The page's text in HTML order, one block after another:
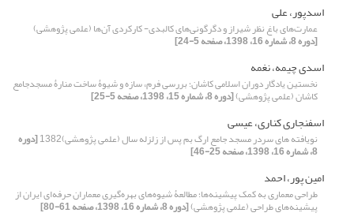
اسدپور، علی
عمارت‌های باغ نظر شیراز و دگرگونی‌های کالبدی- کارکردی آن‌ها (علمی پژوهشی)
[دوره 8، شماره 16، 1398، صفحه 5-24]
اسدی چیمه، نغمه
نخستین یادگار دوران اسلامی کاشان؛ بررسی فرم، سازه و شیوۀ ساخت منارۀ مسجدجامع
کاشان (علمی پژوهشی)[دوره 8، شماره 15، 1398، صفحه 5-25]
اسفنجاری کناری، عیسی
نویافته های سردر مسجد جامع ارگ بم پس از زلزله سال (علمی پژوهشی)1382 [دوره
8، شماره 16، 1398، صفحه 25-46]
امین پور، احمد
طراحی معماری به کمک پیشینه‌ها؛ مطالعۀ شیوه‌های بهره‌گیری معماران حرفه‌ای ایران از
پیشینه‌های طراحی (علمی پژوهشی)[دوره 8، شماره 16، 1398، صفحه 61-80]